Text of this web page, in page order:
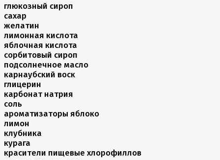
глюкозный сироп
сахар
желатин
лимонная кислота
яблочная кислота
сорбитовый сироп
подсолнечное масло
карнаубский воск
глицерин
карбонат натрия
соль
ароматизаторы яблоко
лимон
клубника
курага
красители пищевые хлорофиллов